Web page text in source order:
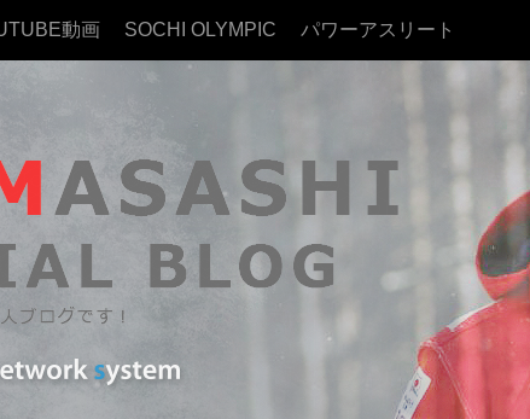
動画 SOCHI OLYMPIC パワーアスリート